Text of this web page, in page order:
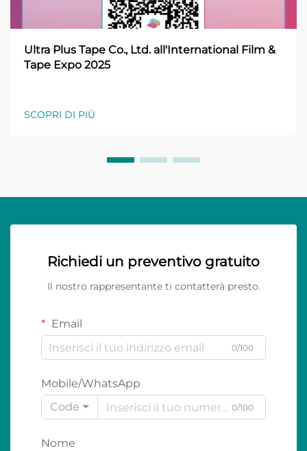
Ultra Plus Tape Co., Ltd. all'International Film &
Tape Expo 2025
SCOPRI DI PIÙ
Richiedi un preventivo gratuito
Il nostro rappresentante ti contatterà presto.
Email
0/100
Mobile/WhatsApp
Code
0/100
Nome